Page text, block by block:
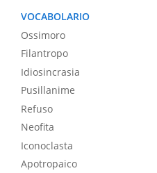
VOCABOLARIO
Ossimoro
Filantropo
Idiosincrasia
Pusillanime
Refuso
Neofita
Iconoclasta
Apotropaico